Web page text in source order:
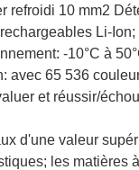
refroidi 10 mm2
Li-
-10°C à
avec 65 536
et réussir/
d'une valeur
les matières